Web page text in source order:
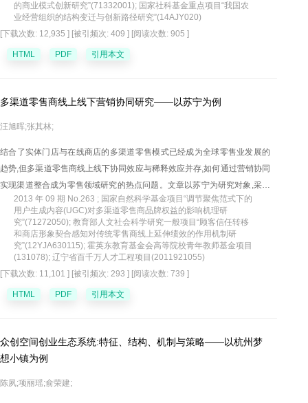
信任倾向对消费者信任的作用。采用SPSS和PLS-Graph软件进行实证分
析,实证研究结果发现,水果质量、感知的价值、物流服务质量、网站设计质
价值的作用最为突出。研究结论对于增加消费者对水果电子商务企业的信
的商业模式创新研究”(71332001); 国家社科基金重点项目“我国农
业经营组织的结构变迁与创新路径研究”(14AJY020)
[下载次数: 12,935 ] [被引频次: 409 ] [阅读次数: 905 ]
HTML PDF 引用本文
多渠道零售商线上线下营销协同研究——以苏宁为例
汪旭晖;张其林;
结合了实体门店与在线商店的多渠道零售模式已经成为全球零售业发展的
趋势,但多渠道零售商线上线下协同效应与稀释效应并存,如何通过营销协同
实现渠道整合成为零售领域研究的热点问题。文章以苏宁为研究对象,采用
规范的案例研究方法对其营销协同策略、影响决策的关键因素以及营销协
同绩效进行了深入分析。在案例研究的基础上,以渠道区隔与融合为基准构
建了渠道分离、渠道协同、渠道融合、渠道并行四种类型的营销协同战略
导向,并以案例分析得出的六个影响因素(消费者特性、成本因素、生命周
期、竞争强度、互补性、规模经济)作为自变量,以企业自身因素与外部环境
理论框架。最后,文章为多渠道零售商的经营管理提供了可操作性建议。
2013 年 09 期 No.263 ; 国家自然科学基金项目“调节聚焦范式下的
用户生成内容(UGC)对多渠道零售商品牌权益的影响机理研
究”(71272050); 教育部人文社会科学研究一般项目“顾客信任转移
和商店形象契合感知对传统零售商线上延伸绩效的作用机制研
究”(12YJA630115); 霍英东教育基金会高等院校青年教师基金项目
(131078); 辽宁省百千万人才工程项目(2011921055)
[下载次数: 11,101 ] [被引频次: 293 ] [阅读次数: 739 ]
HTML PDF 引用本文
众创空间创业生态系统:特征、结构、机制与策略——以杭州梦
想小镇为例
陈夙;项丽瑶;俞荣建;